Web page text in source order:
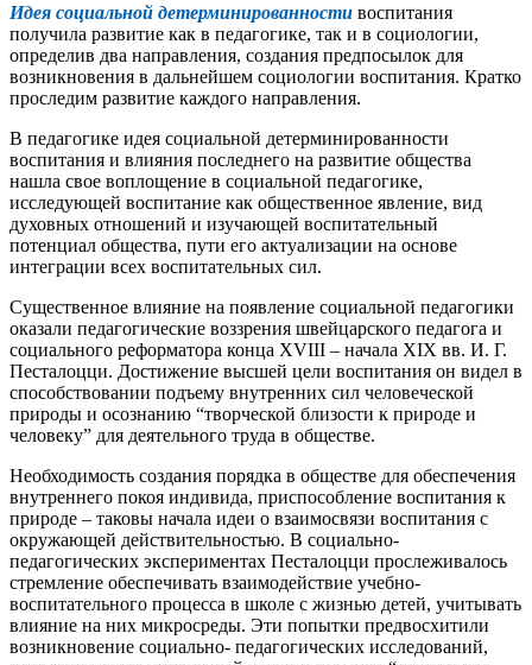
Идея социальной детерминированности воспитания
получила развитие как в педагогике, так и в социологии,
определив два направления, создания предпосылок для
возникновения в дальнейшем социологии воспитания. Кратко
проследим развитие каждого направления.
В педагогике идея социальной детерминированности
воспитания и влияния последнего на развитие общества
нашла свое воплощение в социальной педагогике,
исследующей воспитание как общественное явление, вид
духовных отношений и изучающей воспитательный
потенциал общества, пути его актуализации на основе
интеграции всех воспитательных сил.
Существенное влияние на появление социальной педагогики
оказали педагогические воззрения швейцарского педагога и
социального реформатора конца XVIII – начала XIX вв. И. Г.
Песталоцци. Достижение высшей цели воспитания он видел в
способствовании подъему внутренних сил человеческой
природы и осознанию “творческой близости к природе и
человеку” для деятельного труда в обществе.
Необходимость создания порядка в обществе для обеспечения
внутреннего покоя индивида, приспособление воспитания к
природе – таковы начала идеи о взаимосвязи воспитания с
окружающей действительностью. В социально-
педагогических экспериментах Песталоцци прослеживалось
стремление обеспечивать взаимодействие учебно-
воспитательного процесса в школе с жизнью детей, учитывать
влияние на них микросреды. Эти попытки предвосхитили
возникновение социально- педагогических исследований,